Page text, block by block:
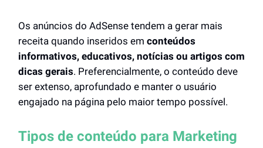
Os anúncios do AdSense tendem a gerar mais
receita quando inseridos em conteúdos
informativos, educativos, notícias ou artigos com
dicas gerais. Preferencialmente, o conteúdo deve
ser extenso, aprofundado e manter o usuário
engajado na página pelo maior tempo possível.
Tipos de conteúdo para Marketing